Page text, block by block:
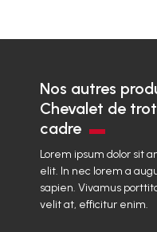
Nos autres
Chevalet de
cadre
Lorem ipsum dolor sit
elit. In nec lorem a
sapien. Vivamus
velit at, efficitur enim.